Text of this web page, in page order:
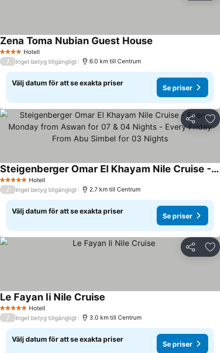
4 StjärnorHotell
Zena Toma Nubian Guest House
/ Inget betyg tillgängligt 6.0 km till Centrum
Välj datum för att se exakta priser
Se priser
Dela
5 Stjärnor Hotell
Steigenberger Omar El Khayam Nile Cruise - Every Monday from Aswan for 07 & 04 Nights - Every Friday From Abu Simbel for 03 Nights
Se priser
/ Inget betyg tillgängligt 2.7 km till Centrum
Välj datum för att se exakta priser
Se priser
Dela
5 Stjärnor Hotell
Le Fayan Ii Nile Cruise
/ Inget betyg tillgängligt 3.0 km till Centrum
Välj datum för att se exakta priser
Se priser